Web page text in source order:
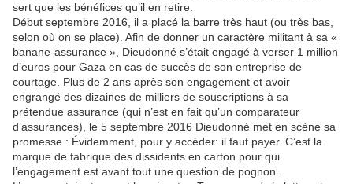
sert que les bénéfices qu’il en retire.
Début septembre 2016, il a placé la barre très haut (ou très bas,
selon où on se place). Afin de donner un caractère militant à sa «
banane-assurance », Dieudonné s’était engagé à verser 1 million
d’euros pour Gaza en cas de succès de son entreprise de
courtage. Plus de 2 ans après son engagement et avoir
engrangé des dizaines de milliers de souscriptions à sa
prétendue assurance (qui n’est en fait qu’un comparateur
d’assurances), le 5 septembre 2016 Dieudonné met en scène sa
promesse : Évidemment, pour y accéder: il faut payer. C’est la
marque de fabrique des dissidents en carton pour qui
l’engagement est avant tout une question de pognon.